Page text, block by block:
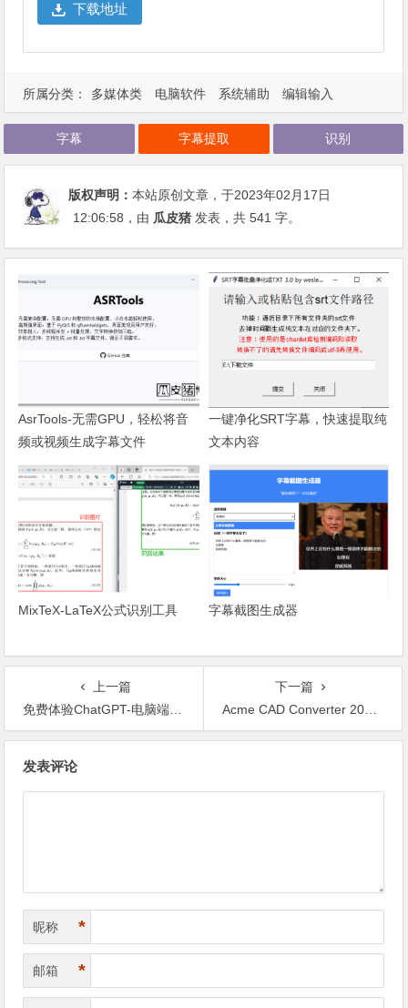
下载地址
所属分类： 多媒体类 电脑软件 系统辅助 编辑输入
字幕 字幕提取 识别
版权声明：本站原创文章，于2023年02月17日
12:06:58 ，由 瓜皮猪 发表，共 541 字。
AsrTools-无需GPU，轻松将音
频或视频生成字幕文件
一键净化SRT字幕，快速提取纯
文本内容
MixTeX-LaTeX公式识别工具 字幕截图生成器
上一篇
免费体验ChatGPT-电脑端和安卓手机端
下一篇
Acme CAD Converter 2022 汉化修改版
发表评论
昵称 *
邮箱 *